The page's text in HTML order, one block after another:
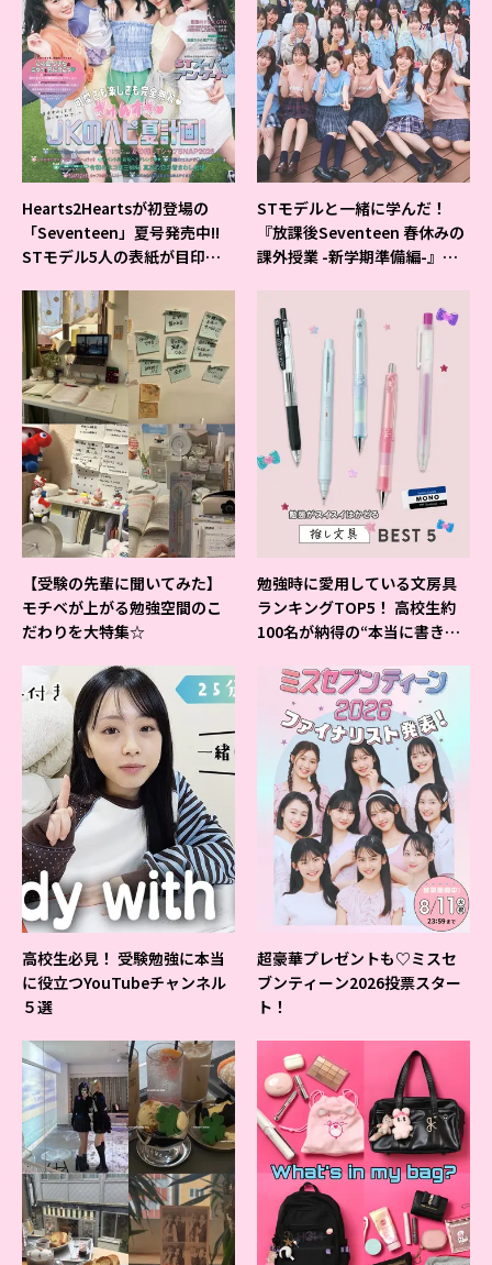
Hearts2Heartsが初登場の
「Seventeen」夏号発売中!!
STモデル5人の表紙が目印だ
STモデルと一緒に学んだ！
『放課後Seventeen 春休みの
課外授業 -新学期準備編-』イ
【受験の先輩に聞いてみた】
モチベが上がる勉強空間のこ
だわりを大特集☆
勉強時に愛用している文房具
ランキングTOP5！ 高校生約
100名が納得の“本当に書きや
高校生必見！ 受験勉強に本当
に役立つYouTubeチャンネル
５選
超豪華プレゼントも♡ミスセ
ブンティーン2026投票スター
ト！